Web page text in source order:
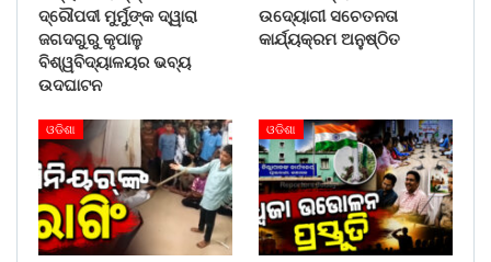
ଦ୍ରୌପଦୀ ମୁର୍ମୁଙ୍କ ଦ୍ୱାରା
ଜଗଦଗୁରୁ କୃପାଳୁ
ବିଶ୍ୱବିଦ୍ୟାଳୟର ଭବ୍ୟ
ଉଦଘାଟନ
ଉଦ୍ୟୋଗୀ ସଚେତନତା
କାର୍ଯ୍ୟକ୍ରମ ଅନୁଷ୍ଠିତ
ଓଡିଶା ଓଡିଶା